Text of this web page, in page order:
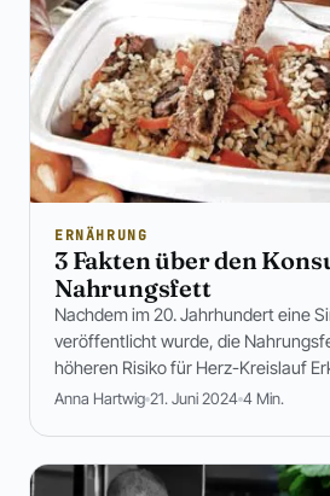
ERNÄHRUNG
3 Fakten über den
Nahrungsfett
Nachdem im 20. Jahrhundert eine
veröffentlicht wurde, die
höheren Risiko für Herz-Kreislauf
Anna Hartwig 21. Juni 2024 4 Min.